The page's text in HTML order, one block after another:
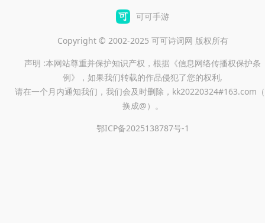
可可手游
Copyright © 2002-2025 可可诗词网 版权所有
声明 :本网站尊重并保护知识产权，根据《信息网络传播权保护条
例》，如果我们转载的作品侵犯了您的权利,
请在一个月内通知我们，我们会及时删除，kk20220324#163.com
换成@）。
鄂ICP备2025138787号-1